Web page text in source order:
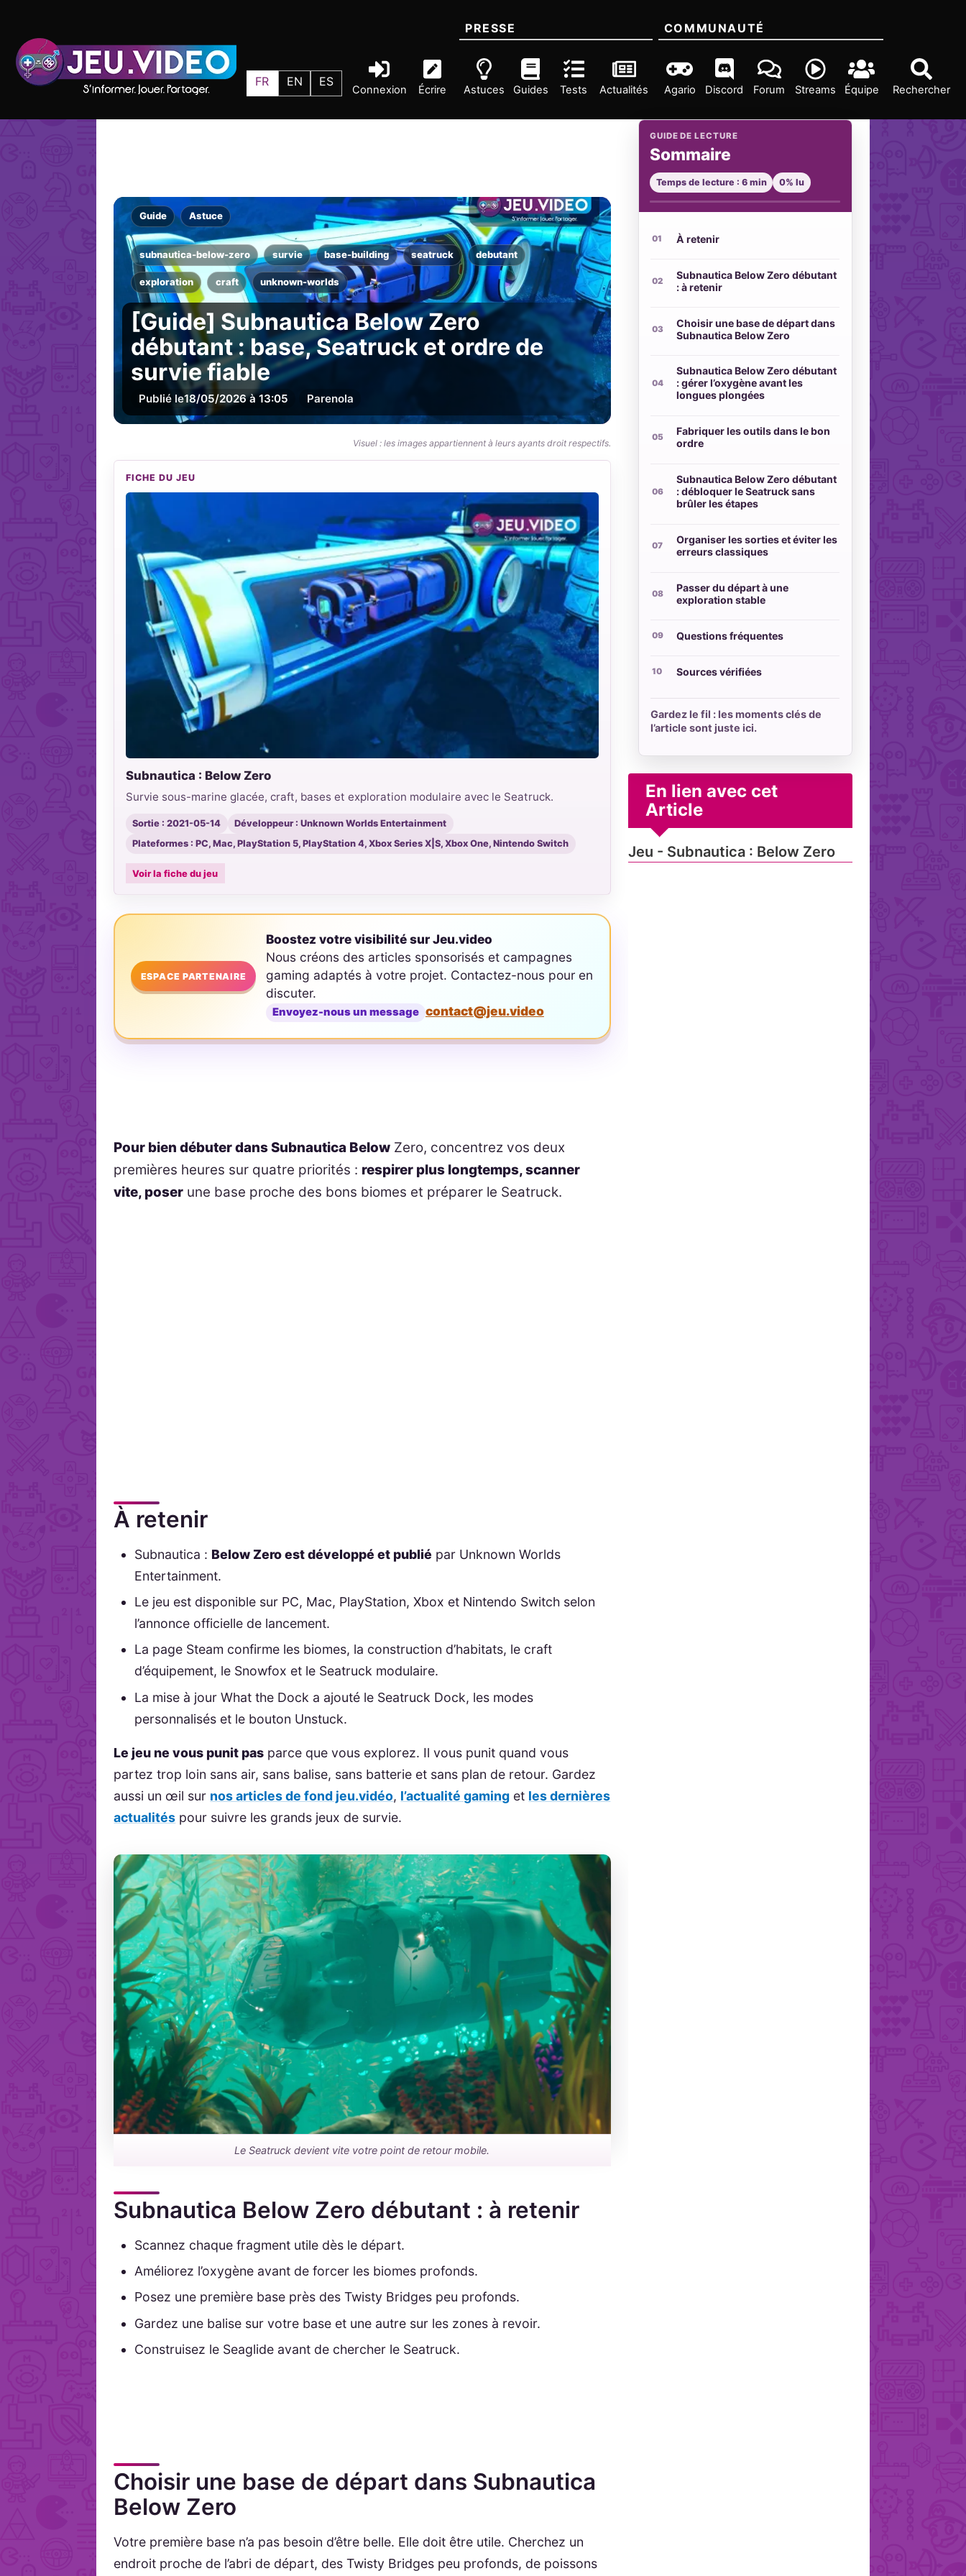
FR EN ES
Connexion Écrire Rechercher
PRESSE
Astuces Guides Tests Actualités
COMMUNAUTÉ
Agario Discord Forum Streams Équipe
Guide Astuce
subnautica-below-zero survie base-building seatruck debutant
exploration craft unknown-worlds
[Guide] Subnautica Below Zero
débutant : base, Seatruck et ordre de
survie fiable
Publié le18/05/2026 à 13:05 Parenola
Visuel : les images appartiennent à leurs ayants droit respectifs.
FICHE DU JEU
Subnautica : Below Zero
Survie sous-marine glacée, craft, bases et exploration modulaire avec le Seatruck.
Sortie : 2021-05-14
Développeur : Unknown Worlds Entertainment
Plateformes : PC, Mac, PlayStation 5, PlayStation 4, Xbox Series X|S, Xbox One, Nintendo Switch
Voir la fiche du jeu
ESPACE PARTENAIRE
Boostez votre visibilité sur Jeu.video
Nous créons des articles sponsorisés et campagnes
gaming adaptés à votre projet. Contactez-nous pour en
discuter.
Envoyez-nous un message contact@jeu.video
Pour bien débuter dans Subnautica Below Zero, concentrez vos deux
premières heures sur quatre priorités : respirer plus longtemps, scanner
vite, poser une base proche des bons biomes et préparer le Seatruck.
À retenir
Subnautica : Below Zero est développé et publié par Unknown Worlds
Entertainment.
Le jeu est disponible sur PC, Mac, PlayStation, Xbox et Nintendo Switch selon
l’annonce officielle de lancement.
La page Steam confirme les biomes, la construction d’habitats, le craft
d’équipement, le Snowfox et le Seatruck modulaire.
La mise à jour What the Dock a ajouté le Seatruck Dock, les modes
personnalisés et le bouton Unstuck.
Le jeu ne vous punit pas parce que vous explorez. Il vous punit quand vous
partez trop loin sans air, sans balise, sans batterie et sans plan de retour. Gardez
aussi un œil sur nos articles de fond jeu.vidéo, l’actualité gaming et les dernières
actualités pour suivre les grands jeux de survie.
Le Seatruck devient vite votre point de retour mobile.
Subnautica Below Zero débutant : à retenir
Scannez chaque fragment utile dès le départ.
Améliorez l’oxygène avant de forcer les biomes profonds.
Posez une première base près des Twisty Bridges peu profonds.
Gardez une balise sur votre base et une autre sur les zones à revoir.
Construisez le Seaglide avant de chercher le Seatruck.
Choisir une base de départ dans Subnautica
Below Zero
Votre première base n’a pas besoin d’être belle. Elle doit être utile. Cherchez un
endroit proche de l’abri de départ, des Twisty Bridges peu profonds, de poissons
GUIDE DE LECTURE
Sommaire
Temps de lecture : 6 min 0% lu
À retenir
Subnautica Below Zero débutant
: à retenir
Choisir une base de départ dans
Subnautica Below Zero
Subnautica Below Zero débutant
: gérer l’oxygène avant les
longues plongées
Fabriquer les outils dans le bon
ordre
Subnautica Below Zero débutant
: débloquer le Seatruck sans
brûler les étapes
Organiser les sorties et éviter les
erreurs classiques
Passer du départ à une
exploration stable
Questions fréquentes
Sources vérifiées
Gardez le fil : les moments clés de
l’article sont juste ici.
En lien avec cet
Article
Jeu - Subnautica : Below Zero